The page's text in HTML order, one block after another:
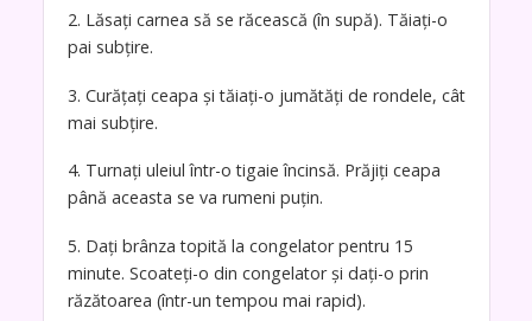
2. Lăsați carnea să se răcească (în supă). Tăiați-o
pai subțire.
3. Curățați ceapa și tăiați-o jumătăți de rondele, cât
mai subțire.
4. Turnați uleiul într-o tigaie încinsă. Prăjiți ceapa
până aceasta se va rumeni puțin.
5. Dați brânza topită la congelator pentru 15
minute. Scoateți-o din congelator și dați-o prin
răzătoarea (într-un tempou mai rapid).